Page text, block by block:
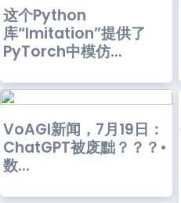
这个Python
库“Imitation”提供了
PyTorch中模仿...
VoAGI新闻，7月19日：
ChatGPT被废黜？？？•
数...